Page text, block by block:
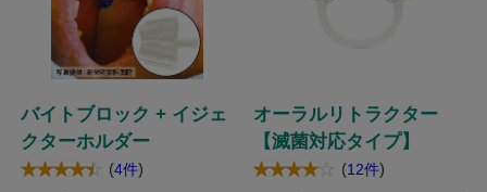
バイトブロック + イジェ
クターホルダー
(4件)
オーラルリトラクター
【滅菌対応タイプ】
(12件)